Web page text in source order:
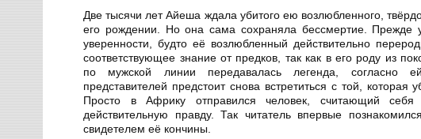
Две тысячи лет Айеша ждала убитого ею возлюбленного,
его рождении. Но она сама сохраняла бессмертие. Прежде
уверенности, будто её возлюбленный действительно
соответствующее знание от предков, так как в его роду из
по мужской линии передавалась легенда, согласно
представителей предстоит снова встретиться с той, которая
Просто в Африку отправился человек, считающий себя
действительную правду. Так читатель впервые
свидетелем её кончины.